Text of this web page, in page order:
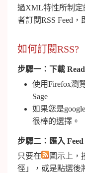
過XML特性所制定
者訂閱RSS Feed
如何訂閱RSS?
步驟一：下載
使用Firefox瀏
Sage
如果您是
很棒的選擇。
步驟二：匯入 Feed
只要在
圖示上，
徑」，或是點選後